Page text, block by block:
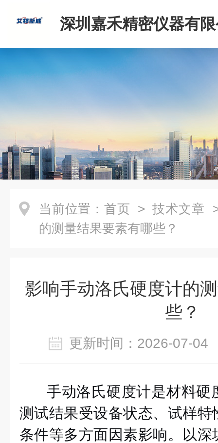
深圳嘉禾精密仪器有
当前位置： 首页 > 技术文章
的测量结果要素有哪些？
影响手动洛氏硬度计的
些？
更新时间：2026-07-
手动洛氏硬度计是材料硬
测试结果受设备状态、试样
条件等多方面因素影响。以